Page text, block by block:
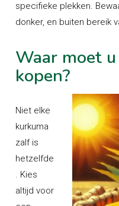
specifieke plekken.
donker, en buiten bereik
Waar moet
kopen?
Niet elke
kurkuma
zalf is
hetzelfde
. Kies
altijd voor